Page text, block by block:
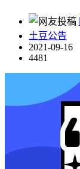
土豆公告
2021-09-16
4481